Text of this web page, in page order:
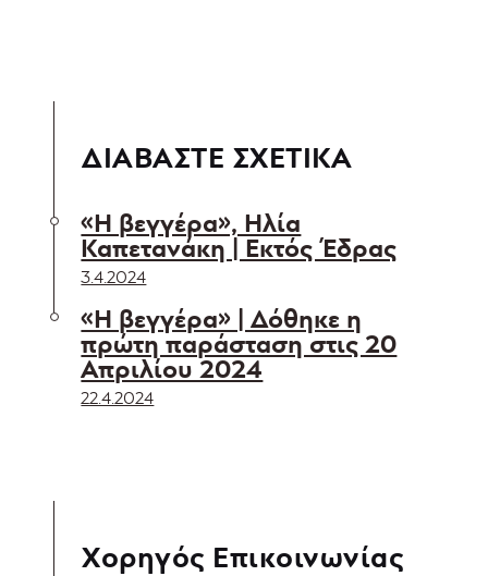
ΔΙΑΒΑΣΤΕ ΣΧΕΤΙΚΑ
«Η βεγγέρα», Ηλία
Καπετανάκη | Εκτός Έδρας
3.4.2024
«Η βεγγέρα» | Δόθηκε η
πρώτη παράσταση στις 20
Απριλίου 2024
22.4.2024
Χορηγός Επικοινωνίας